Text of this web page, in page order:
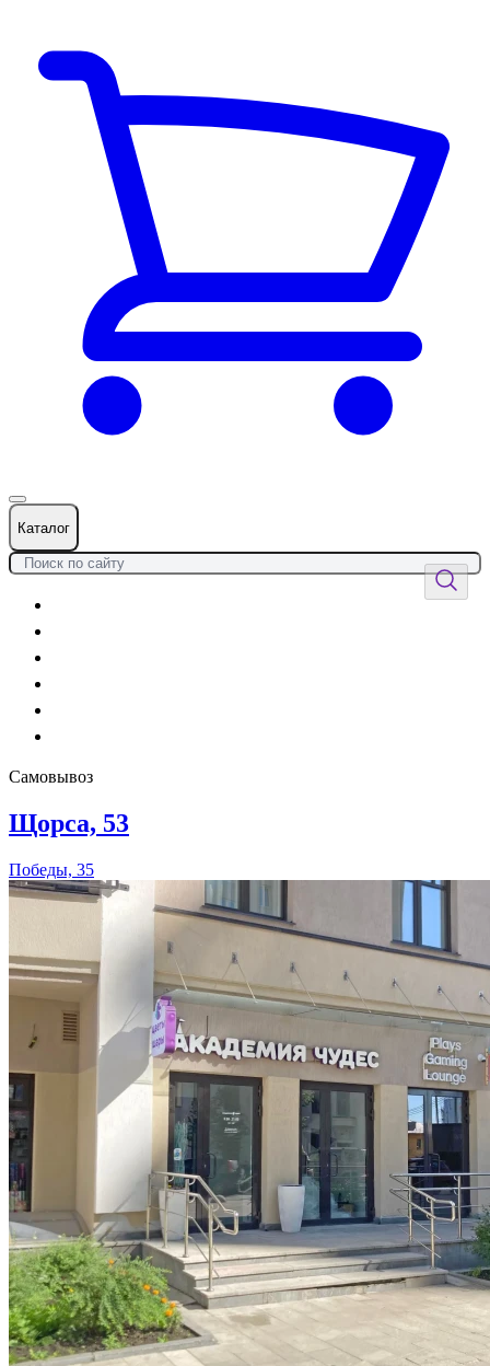
Каталог
Самовывоз
Щорса, 53
Победы, 35